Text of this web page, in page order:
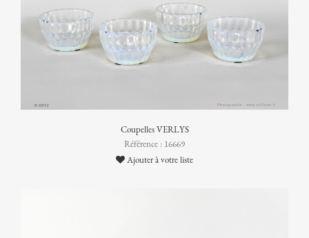
Coupelles VERLYS
Référence : 16669
Ajouter à votre liste